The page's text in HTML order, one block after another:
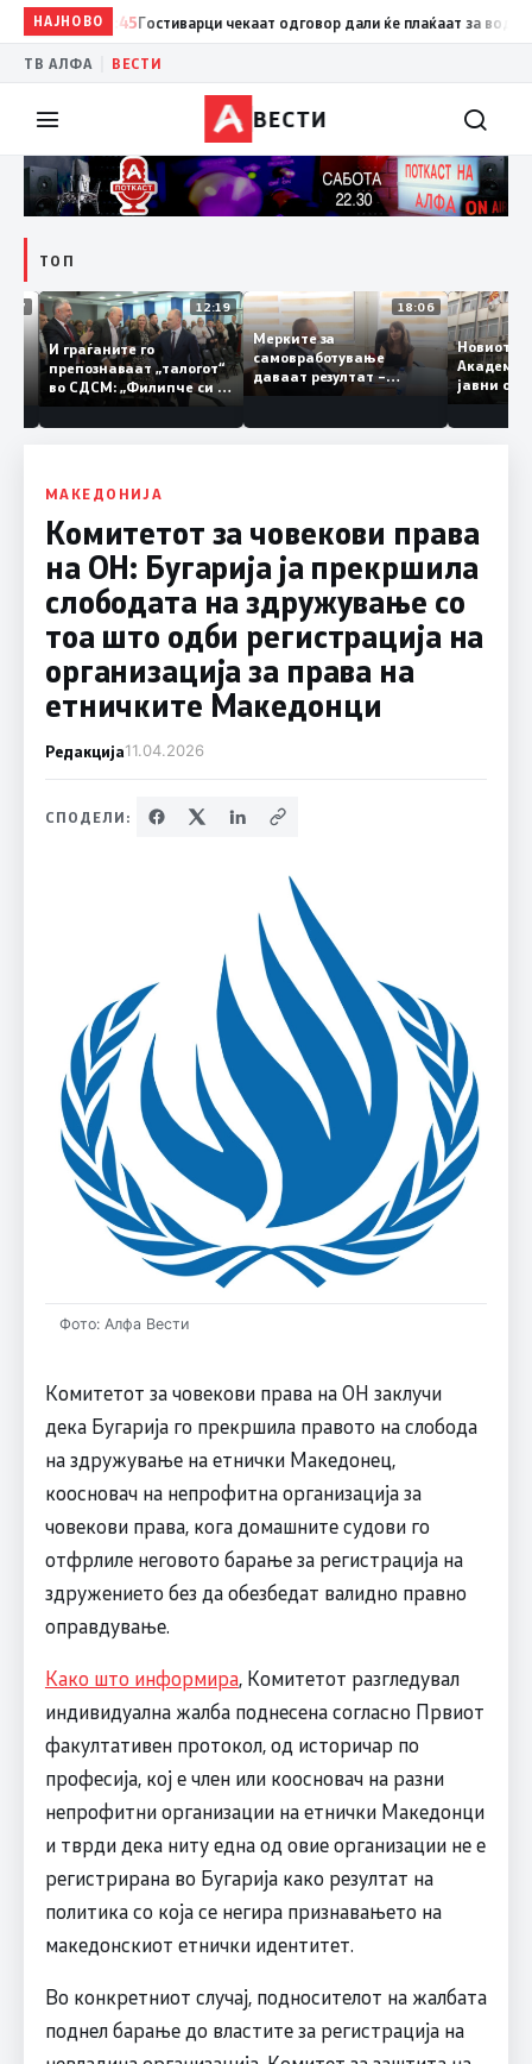
НАЈНОВО
12:45Гостиварци чекаат одговор дали ќе плаќаат за водата
ТВ АЛФА ВЕСТИ
ВЕСТИ
ТОП
12:27 12:19
И граѓаните го
препознаваат „талогот“
во СДСМ: „Филипче си е
добар неврохирург, не
треба се занимава со
18:06
Мерките за
самовработување
даваат резултат –
невработеноста на
од 11,3%
јавни
МАКЕДОНИЈА
Комитетот за човекови права
на ОН: Бугарија ја прекршила
слободата на здружување со
тоа што одби регистрација на
организација за права на
етничките Македонци
Редакција11.04.2026
СПОДЕЛИ:
Фото: Алфа Вести
Комитетот за човекови права на ОН заклучи
дека Бугарија го прекршила правото на слобода
на здружување на етнички Македонец,
коосновач на непрофитна организација за
човекови права, кога домашните судови го
отфрлиле неговото барање за регистрација на
здружението без да обезбедат валидно правно
оправдување.
Како што информира, Комитетот разгледувал
индивидуална жалба поднесена согласно Првиот
факултативен протокол, од историчар по
професија, кој е член или коосновач на разни
непрофитни организации на етнички Македонци
и тврди дека ниту една од овие организации не е
регистрирана во Бугарија како резултат на
политика со која се негира признавањето на
македонскиот етнички идентитет.
Во конкретниот случај, подносителот на жалбата
поднел барање до властите за регистрација на